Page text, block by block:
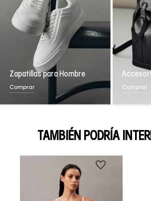
Zapatillas para Hombre
Comprar Comprar
TAMBIÉN PODRÍA